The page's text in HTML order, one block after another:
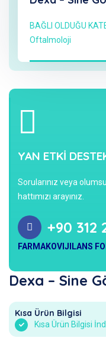
BAĞLI OLDUĞU
Oftalmoloji
YAN ETKİ
Sorularınız veya
hattımızı arayınız.
+90 312
FARMAKOVIJILANS
Dexa – Sine
Kısa Ürün Bilgisi
Kısa Ürün Bilgisi